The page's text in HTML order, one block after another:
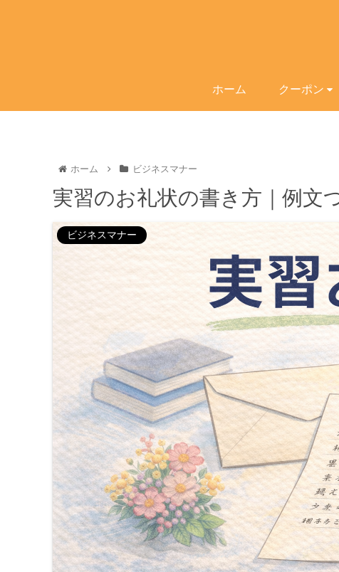
ホーム クーポン
ホーム ビジネスマナー
実習のお礼状の書き方｜例文
ビジネスマナー